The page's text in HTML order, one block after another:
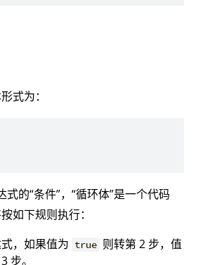
式为：
式的“条件”，“循环体”是一个代码
如下规则执行：
，如果值为 true 则转第 2 步，值
步。